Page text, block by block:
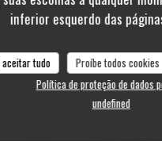
inferior esquerdo das
aceitar tudo Proíbe todos cookies
Política de proteção de dados
undefined
de d’été Les rhums & spiritueux